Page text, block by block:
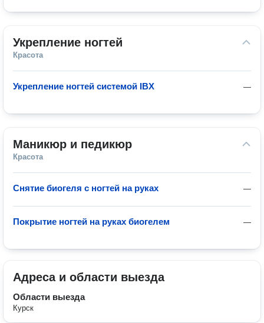
Укрепление ногтей
Красота
—
Укрепление ногтей системой IBX
Маникюр и педикюр
Красота
—
Снятие биогеля с ногтей на руках
—
Покрытие ногтей на руках биогелем
Адреса и области выезда
Области выезда
Курск